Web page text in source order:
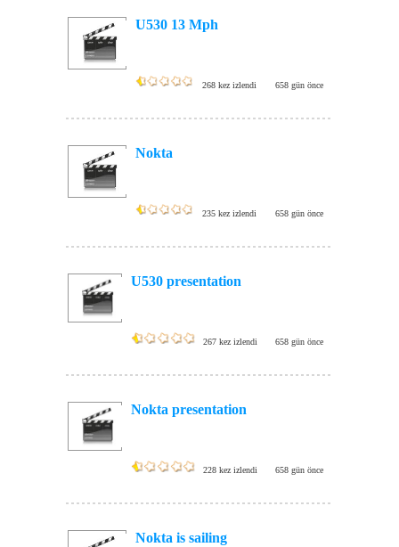
U530 13 Mph
268 kez izlendi 658 gün önce
Nokta
235 kez izlendi 658 gün önce
U530 presentation
267 kez izlendi 658 gün önce
Nokta presentation
228 kez izlendi 658 gün önce
Nokta is sailing